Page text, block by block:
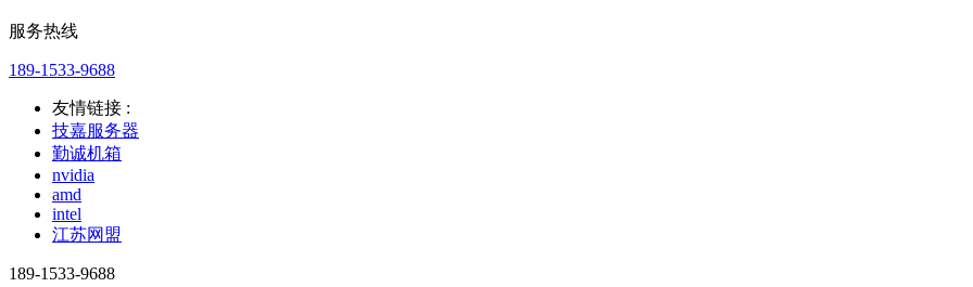
服务热线
189-1533-9688
友情链接 :
技嘉服务器
勤诚机箱
nvidia
amd
intel
江苏网盟
189-1533-9688